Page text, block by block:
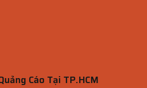
Cáo Tại TP.HCM